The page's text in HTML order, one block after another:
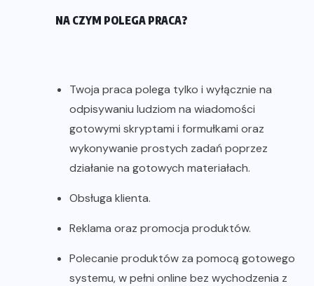
NA CZYM POLEGA PRACA?
Twoja praca polega tylko i wyłącznie na
odpisywaniu ludziom na wiadomości
gotowymi skryptami i formułkami oraz
wykonywanie prostych zadań poprzez
działanie na gotowych materiałach.
Obsługa klienta.
Reklama oraz promocja produktów.
Polecanie produktów za pomocą gotowego
systemu, w pełni online bez wychodzenia z